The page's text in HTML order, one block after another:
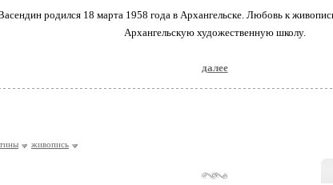
родился 18 марта 1958 года в Архангельске. Любовь к
Архангельскую художественную школу.
далее
живопись